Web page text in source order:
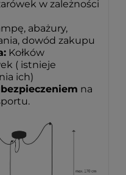
w zależności
abażury,
dowód zakupu
Kołków
( istnieje
ich)
na